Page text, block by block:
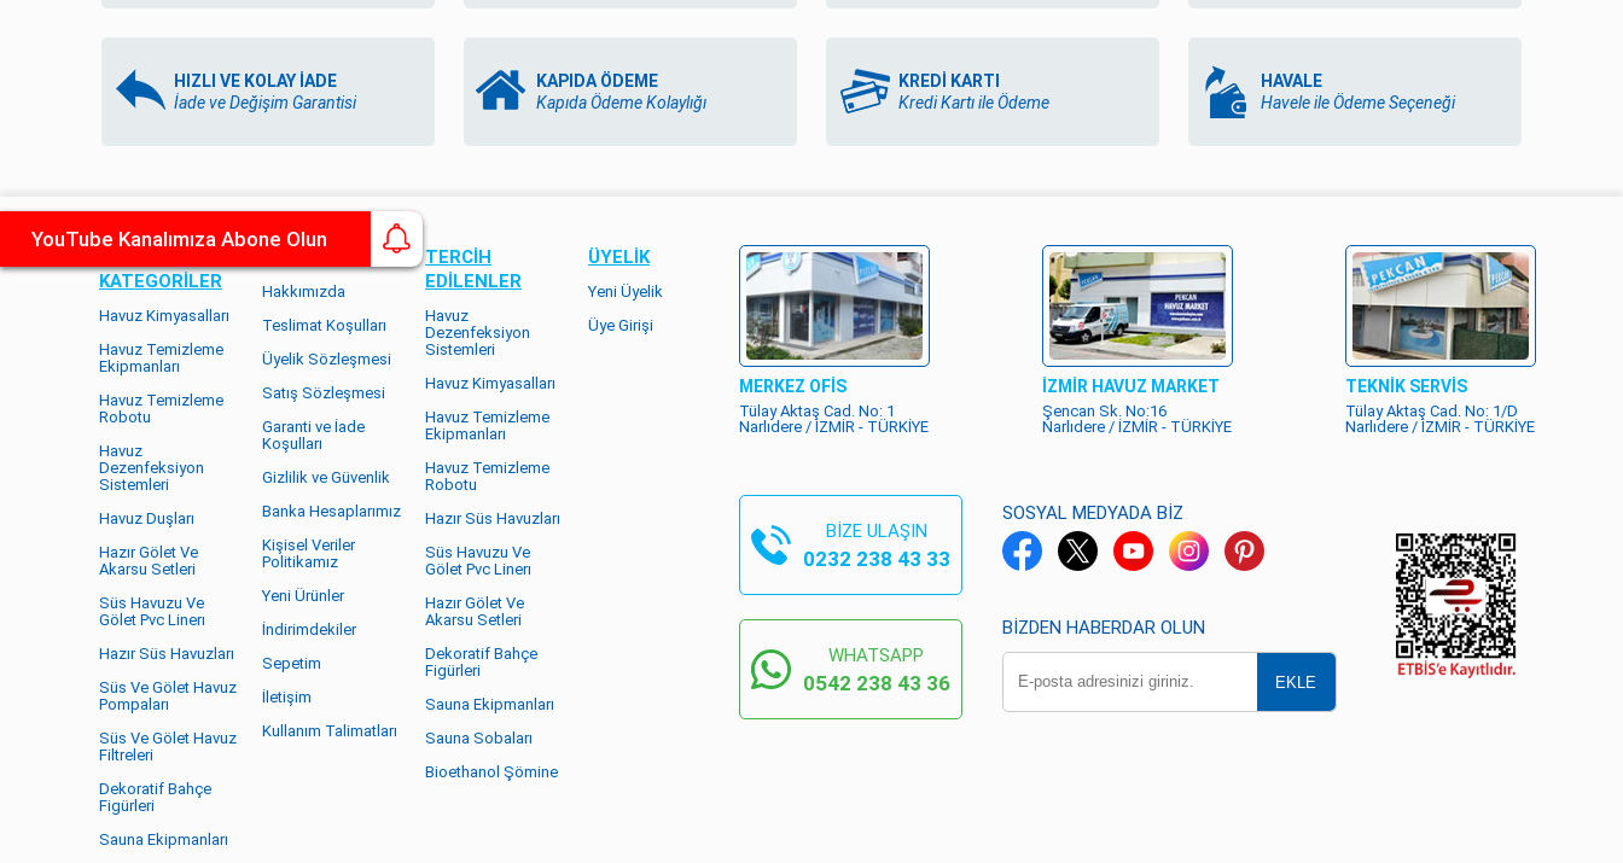
YouTube Kanalımıza Abone Olun
HIZLI VE KOLAY İADE
İade ve Değişim Garantisi
KAPIDA ÖDEME
Kapıda Ödeme Kolaylığı
KREDİ KARTI
Kredi Kartı ile Ödeme
HAVALE
Havele ile Ödeme Seçeneği
KATEGORILER
Havuz Kimyasalları
Havuz Temizleme
Ekipmanları
Havuz Temizleme
Robotu
Havuz
Dezenfeksiyon
Sistemleri
Havuz Duşları
Hazır Gölet Ve
Akarsu Setleri
Süs Havuzu Ve
Gölet Pvc Linerı
Hazır Süs Havuzları
Süs Ve Gölet Havuz
Pompaları
Süs Ve Gölet Havuz
Filtreleri
Dekoratif Bahçe
Figürleri
Sauna Ekipmanları
Hakkımızda
Teslimat Koşulları
Üyelik Sözleşmesi
Satış Sözleşmesi
Garanti ve İade
Koşulları
Gizlilik ve Güvenlik
Banka Hesaplarımız
Kişisel Veriler
Politikamız
Yeni Ürünler
İndirimdekiler
Sepetim
İletişim
Kullanım Talimatları
TERCİH
EDİLENLER
Havuz
Dezenfeksiyon
Sistemleri
Havuz Kimyasalları
Havuz Temizleme
Ekipmanları
Havuz Temizleme
Robotu
Hazır Süs Havuzları
Süs Havuzu Ve
Gölet Pvc Linerı
Hazır Gölet Ve
Akarsu Setleri
Dekoratif Bahçe
Figürleri
Sauna Ekipmanları
Sauna Sobaları
Bioethanol Şömine
ÜYELIK
Yeni Üyelik
Üye Girişi
MERKEZ OFİS
Tülay Aktaş Cad. No: 1
Narlıdere / İZMİR - TÜRKİYE
İZMİR HAVUZ MARKET
Şencan Sk. No:16
Narlıdere / İZMİR - TÜRKİYE
TEKNİK SERVİS
Tülay Aktaş Cad. No: 1/D
Narlıdere / İZMİR - TÜRKİYE
BİZE ULAŞIN
0232 238 43 33
WHATSAPP
0542 238 43 36
SOSYAL MEDYADA BİZ
BIZDEN HABERDAR OLUN